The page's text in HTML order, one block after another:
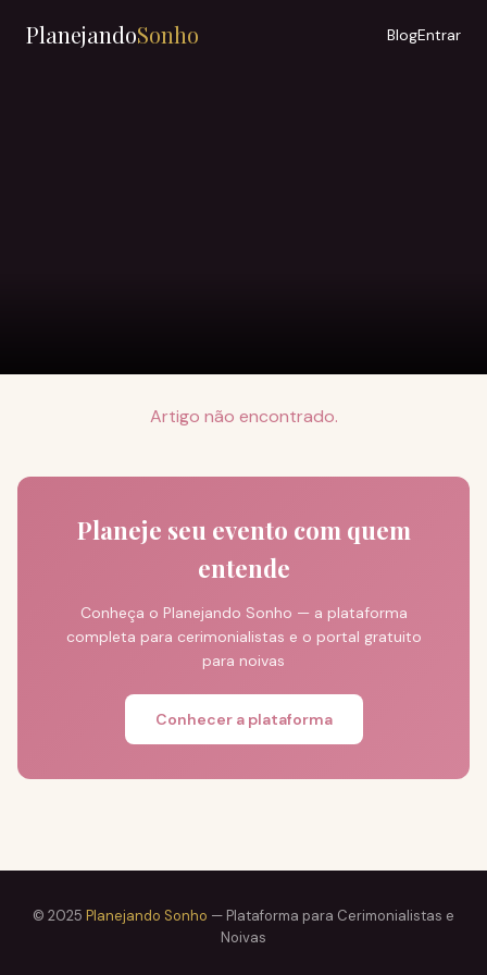
PlanejandoSonho BlogEntrar
Artigo não encontrado.
Planeje seu evento com quem
entende
Conheça o Planejando Sonho — a plataforma
completa para cerimonialistas e o portal gratuito
para noivas
Conhecer a plataforma
© 2025 Planejando Sonho — Plataforma para Cerimonialistas e
Noivas